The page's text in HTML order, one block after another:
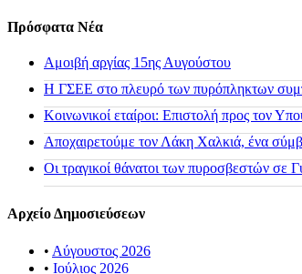
Πρόσφατα Νέα
Αμοιβή αργίας 15ης Αυγούστου
H ΓΣΕΕ στο πλευρό των πυρόπληκτων
Κοινωνικοί εταίροι: Επιστολή προς τον
Αποχαιρετούμε τον Λάκη Χαλκιά, ένα
Οι τραγικοί θάνατοι των πυροσβεστών σε
Αρχείο Δημοσιεύσεων
• Αύγουστος 2026
• Ιούλιος 2026